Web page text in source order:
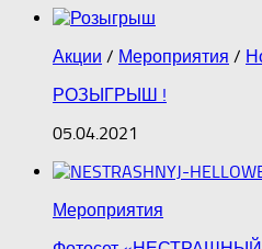
Акции / Мероприятия /
РОЗЫГРЫШ !
05.04.2021
Мероприятия